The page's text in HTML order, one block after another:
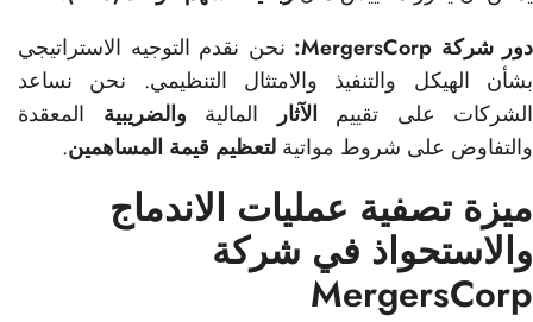
دور شركة MergersCorp:
نحن نقدم التوجيه الاستراتيجي
بشأن الهيكل والتنفيذ والامتثال التنظيمي. نحن نساعد
الشركات على تقييم الآثار المالية والضريبية المعقدة
والتفاوض على شروط مواتية لتعظيم قيمة المساهمين.
ميزة تصفية عمليات الاندماج
والاستحواذ في شركة
MergersCorp